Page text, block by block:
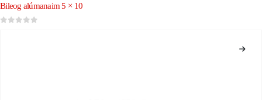
Bileog alúmanaim 5 × 10